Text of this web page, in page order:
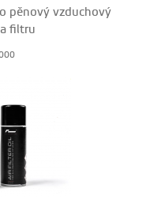
pěnový vzduchový
filtru